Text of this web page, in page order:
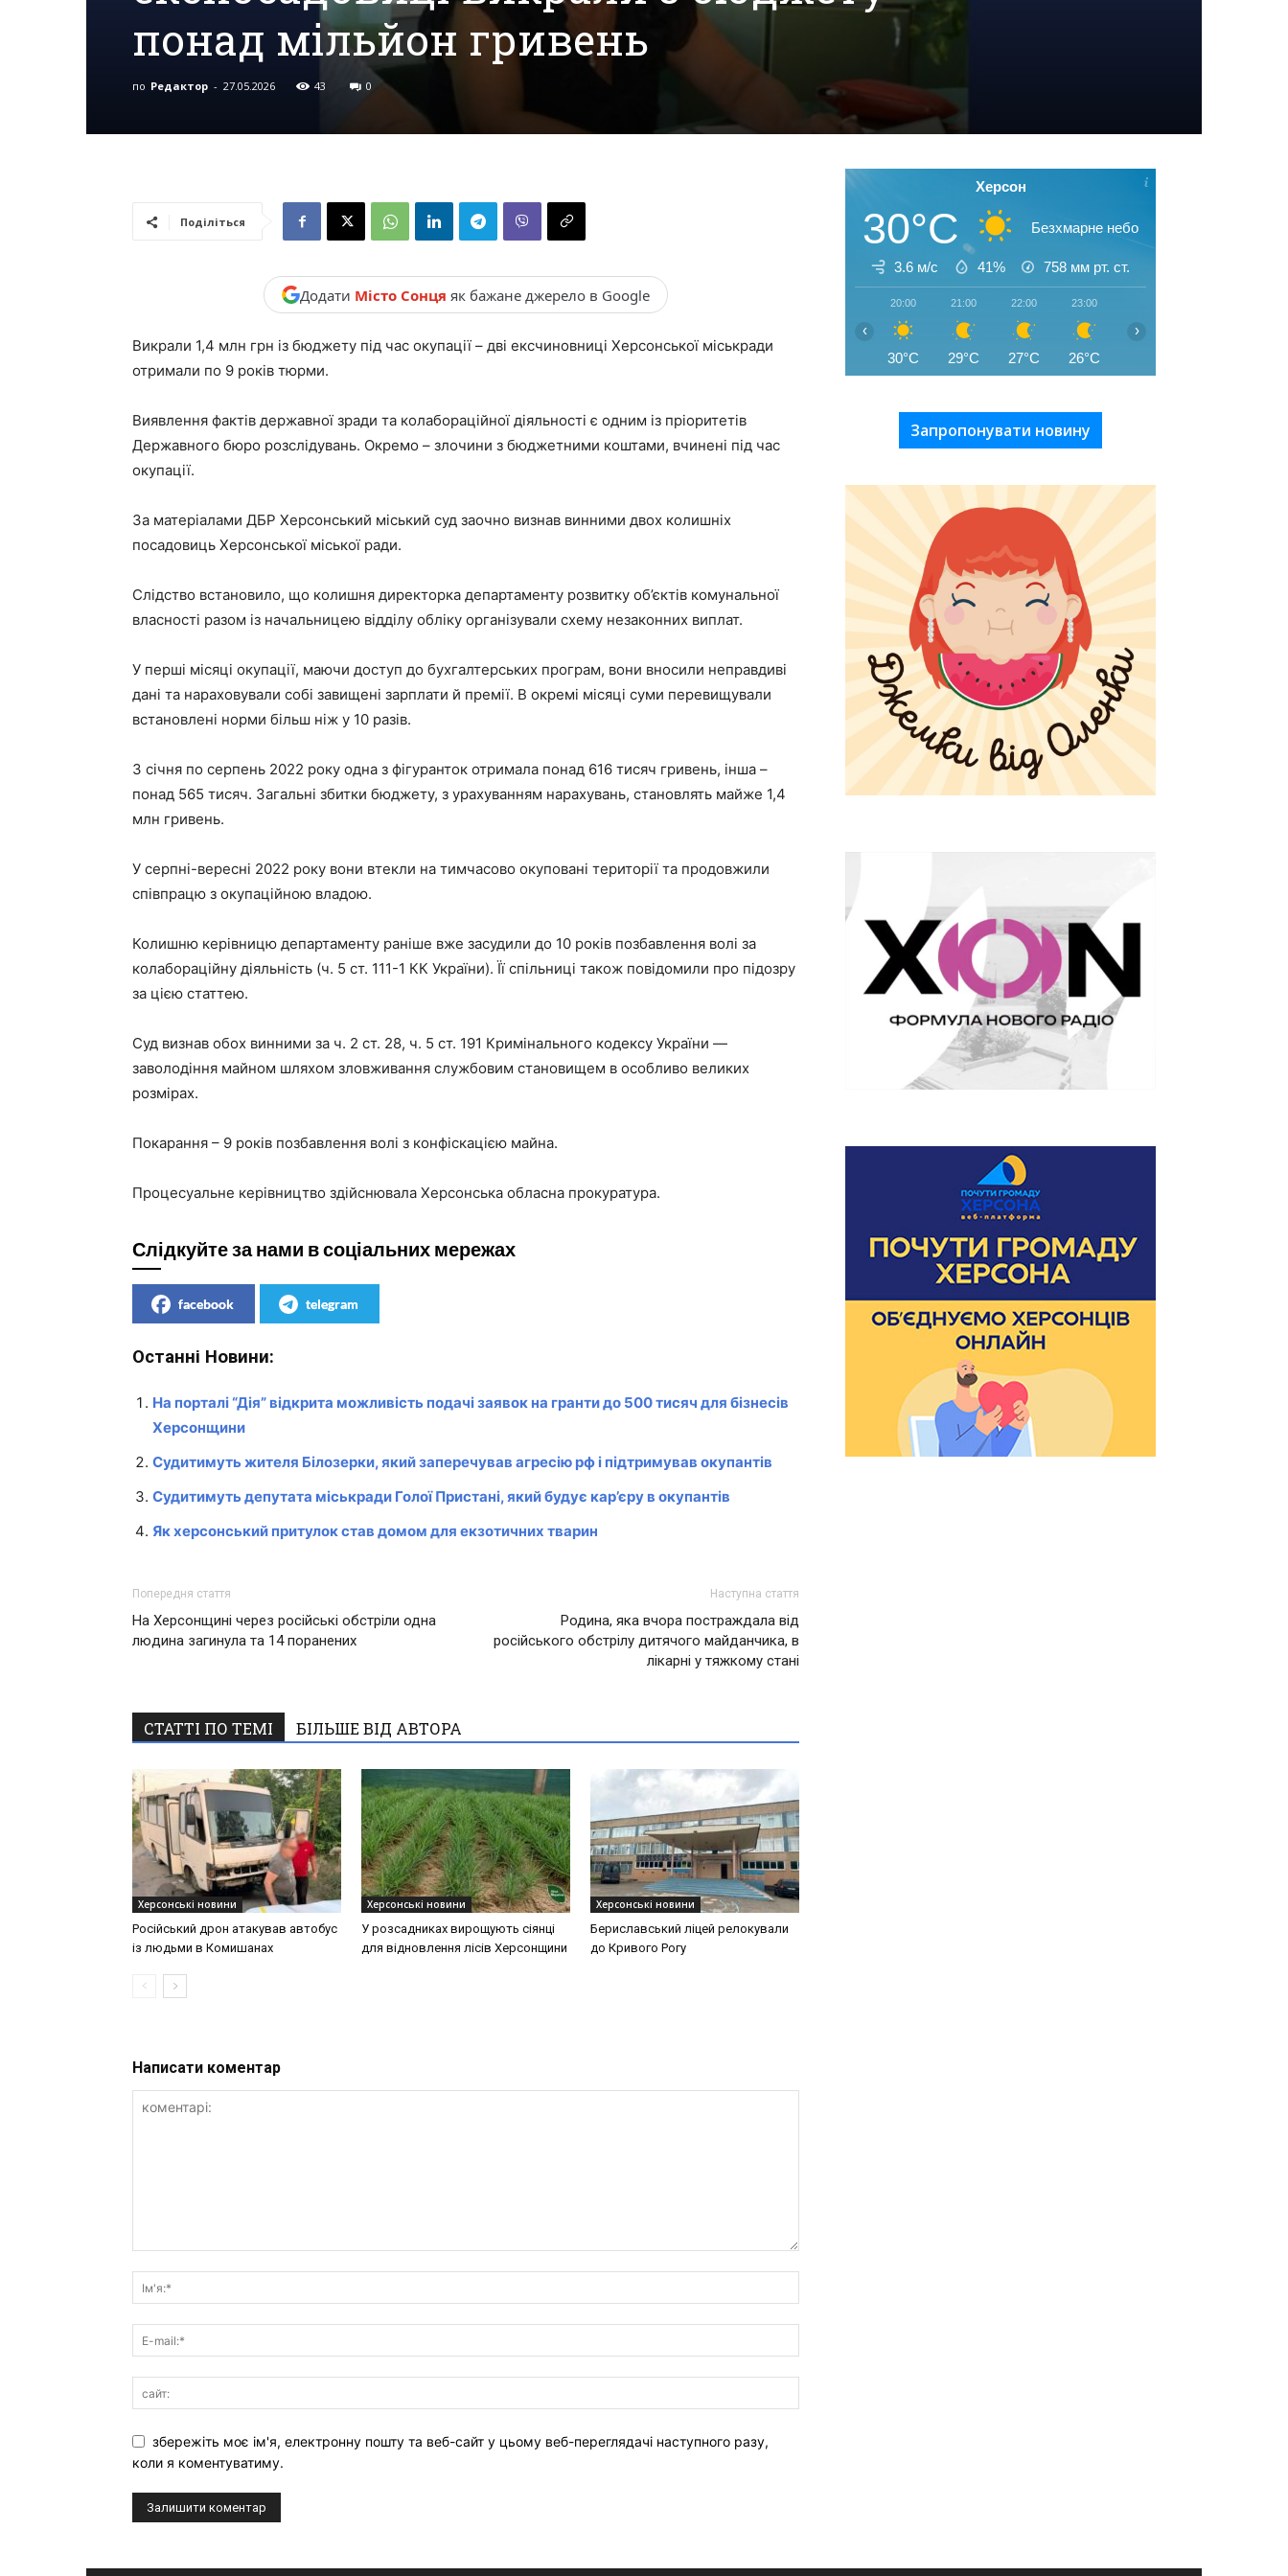
новини,
Україна.
понад мільйон гривень
по Редактор - 27.05.2026 43 0
Поділіться
Додати Місто Сонця як бажане джерело в Google
Викрали 1,4 млн грн із бюджету під час окупації – дві ексчиновниці Херсонської міськради
отримали по 9 років тюрми.
Виявлення фактів державної зради та колабораційної діяльності є одним із пріоритетів
Державного бюро розслідувань. Окремо – злочини з бюджетними коштами, вчинені під час
окупації.
За матеріалами ДБР Херсонський міський суд заочно визнав винними двох колишніх
посадовиць Херсонської міської ради.
Слідство встановило, що колишня директорка департаменту розвитку об’єктів комунальної
власності разом із начальницею відділу обліку організували схему незаконних виплат.
У перші місяці окупації, маючи доступ до бухгалтерських програм, вони вносили неправдиві
дані та нараховували собі завищені зарплати й премії. В окремі місяці суми перевищували
встановлені норми більш ніж у 10 разів.
З січня по серпень 2022 року одна з фігуранток отримала понад 616 тисяч гривень, інша –
понад 565 тисяч. Загальні збитки бюджету, з урахуванням нарахувань, становлять майже 1,4
млн гривень.
У серпні-вересні 2022 року вони втекли на тимчасово окуповані території та продовжили
співпрацю з окупаційною владою.
Колишню керівницю департаменту раніше вже засудили до 10 років позбавлення волі за
колабораційну діяльність (ч. 5 ст. 111-1 КК України). Її спільниці також повідомили про підозру
за цією статтею.
Суд визнав обох винними за ч. 2 ст. 28, ч. 5 ст. 191 Кримінального кодексу України —
заволодіння майном шляхом зловживання службовим становищем в особливо великих
розмірах.
Покарання – 9 років позбавлення волі з конфіскацією майна.
Процесуальне керівництво здійснювала Херсонська обласна прокуратура.
Слідкуйте за нами в соціальних мережах
facebook telegram
Останні Новини:
На порталі “Дія” відкрита можливість подачі заявок на гранти до 500 тисяч для бізнесів
Херсонщини
Судитимуть жителя Білозерки, який заперечував агресію рф і підтримував окупантів
Судитимуть депутата міськради Голої Пристані, який будує кар’єру в окупантів
Як херсонський притулок став домом для екзотичних тварин
Попередня стаття
На Херсонщині через російські обстріли одна
людина загинула та 14 поранених
Наступна стаття
Родина, яка вчора постраждала від
російського обстрілу дитячого майданчика, в
лікарні у тяжкому стані
СТАТТІ ПО ТЕМІ БІЛЬШЕ ВІД АВТОРА
Херсонські новини
Російський дрон атакував автобус
із людьми в Комишанах
Херсонські новини
У розсадниках вирощують сіянці
для відновлення лісів Херсонщини
Херсонські новини
Бериславський ліцей релокували
до Кривого Рогу
Написати коментар
збережіть моє ім'я, електронну пошту та веб-сайт у цьому веб-переглядачі наступного разу,
коли я коментуватиму.
Херсон
30°C Безхмарне небо
3.6 м/с 41% 758 мм рт. ст.
20:00
30°C
21:00
29°C
22:00
27°C
23:00
26°C
‹ ›
Запропонувати новину